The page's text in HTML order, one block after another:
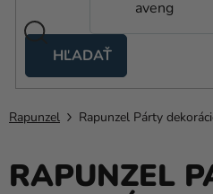
HĽADAŤ
stany
Kanekalon
Hélium
a
Rapunzel Rapunzel Párty
RAPUNZEL